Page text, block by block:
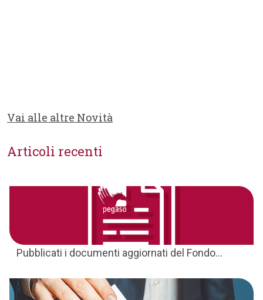
Vai alle altre Novità
Articoli recenti
Pubblicati i documenti aggiornati del Fondo...